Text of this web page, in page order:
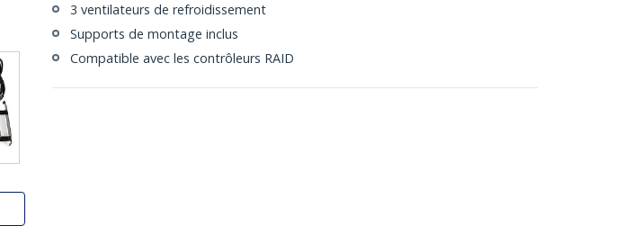
3 ventilateurs de refroidissement
Supports de montage inclus
Compatible avec les contrôleurs RAID